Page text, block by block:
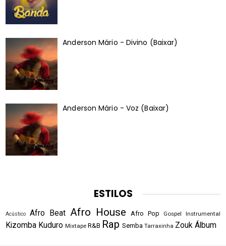
Anderson Mário - Divino (Baixar)
Anderson Mário - Voz (Baixar)
ESTILOS
Acústico Afro Beat Afro House Afro Pop Gospel Instrumental
Kizomba Kuduro Mixtape R&B Rap Semba Tarraxinha Zouk Álbum